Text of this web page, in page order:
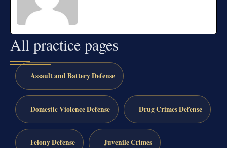
All practice pages
Assault and Battery Defense
Domestic Violence Defense Drug Crimes Defense
Felony Defense Juvenile Crimes